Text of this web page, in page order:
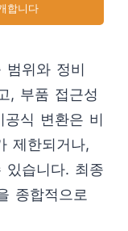
합니다
범위와 정비
, 부품 접근성
공식 변환은 비
제한되거나,
있습니다. 최종
종합적으로